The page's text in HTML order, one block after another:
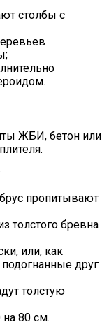
столбы с
ЖБИ, бетон или
пропитывают
толстого бревна
или, как
друг
толстую
80 см.